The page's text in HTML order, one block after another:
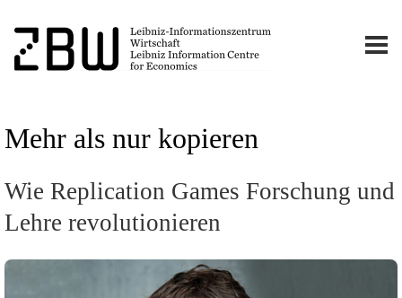
Mehr als nur kopieren
Wie Replication Games Forschung und
Lehre revolutionieren